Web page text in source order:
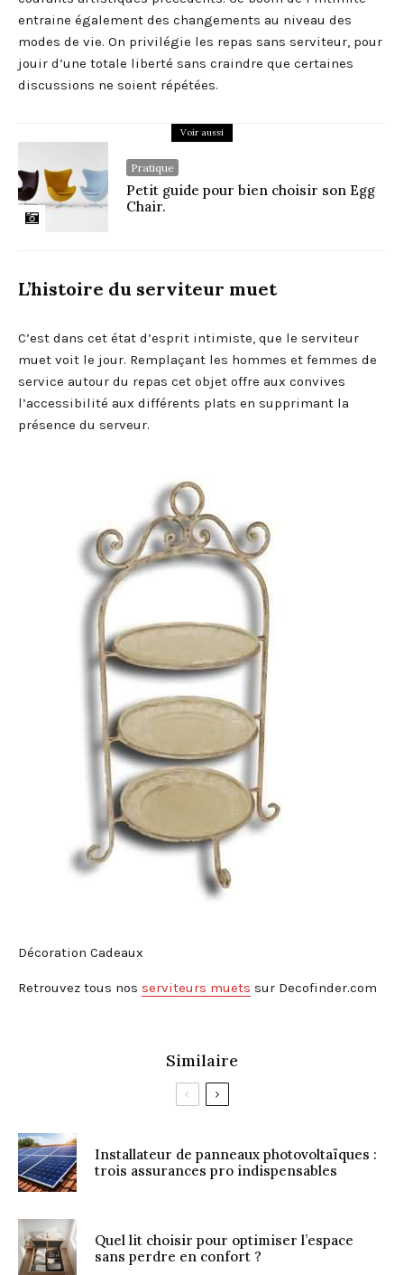
entraine également des changements au niveau des
modes de vie. On privilégie les repas sans serviteur, pour
jouir d’une totale liberté sans craindre que certaines
discussions ne soient répétées.
Voir aussi
Pratique
Petit guide pour bien choisir son Egg
Chair.
L’histoire du serviteur muet
C’est dans cet état d’esprit intimiste, que le serviteur
muet voit le jour. Remplaçant les hommes et femmes de
service autour du repas cet objet offre aux convives
l’accessibilité aux différents plats en supprimant la
présence du serveur.
Décoration Cadeaux
Retrouvez tous nos serviteurs muets sur Decofinder.com
Similaire
Installateur de panneaux photovoltaïques :
trois assurances pro indispensables
Quel lit choisir pour optimiser l’espace
sans perdre en confort ?